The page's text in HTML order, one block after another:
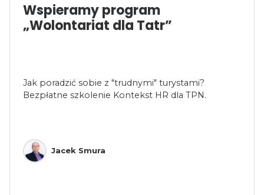
Wspieramy program
„Wolontariat dla Tatr”
Jak poradzić sobie z "trudnymi" turystami?
Bezpłatne szkolenie Kontekst HR dla TPN.
Jacek Smura